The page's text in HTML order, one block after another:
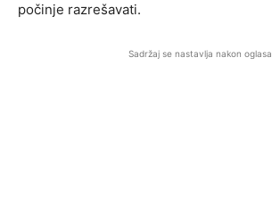
počinje razrešavati.
Sadržaj se nastavlja nakon oglasa